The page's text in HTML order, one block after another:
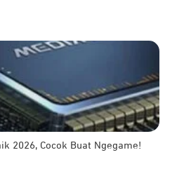
2026, Cocok Buat Ngegame!